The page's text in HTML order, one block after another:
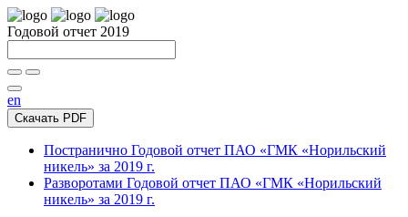
Годовой отчет 2019
en
Скачать PDF
Постранично Годовой отчет ПАО «ГМК «Норильский
никель» за 2019 г.
Разворотами Годовой отчет ПАО «ГМК «Норильский
никель» за 2019 г.